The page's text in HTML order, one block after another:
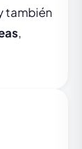
también
,